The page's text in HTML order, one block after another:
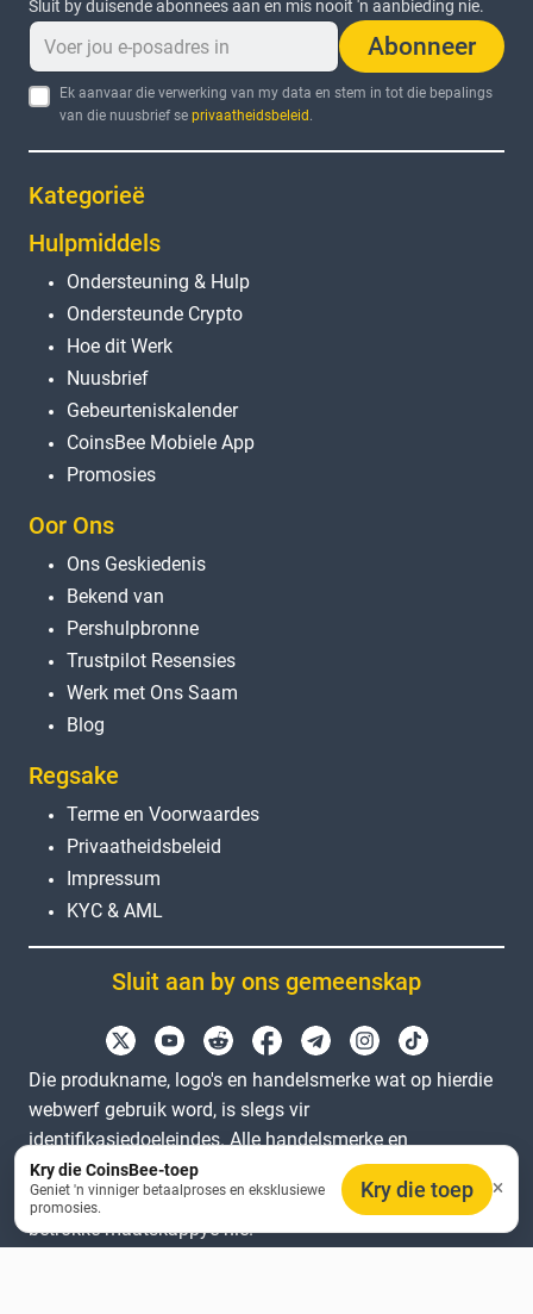
Sluit by duisende abonnees aan en mis nooit 'n aanbieding nie.
Abonneer
Ek aanvaar die verwerking van my data en stem in tot die bepalings
van die nuusbrief seprivaatheidsbeleid .
Kategorieë
Hulpmiddels
Ondersteuning & Hulp
Ondersteunde Crypto
Hoe dit Werk
Nuusbrief
Gebeurteniskalender
CoinsBee Mobiele App
Promosies
Oor Ons
Ons Geskiedenis
Bekend van
Pershulpbronne
Trustpilot Resensies
Werk met Ons Saam
Blog
Regsake
Terme en Voorwaardes
Privaatheidsbeleid
Impressum
KYC & AML
Sluit aan by ons gemeenskap
Die produkname, logo's en handelsmerke wat op hierdie
webwerf gebruik word, is slegs vir
identifikasiedoeleindes. Alle handelsmerke en
geregistreerde handelsmerke is die eiendom van hul
onderskeie eienaars. Coinsbee is nie geaffilieer met die
betrokke maatskappye nie.
Kry die CoinsBee-toep
Geniet 'n vinniger betaalproses en eksklusiewe
promosies.
Kry die toep